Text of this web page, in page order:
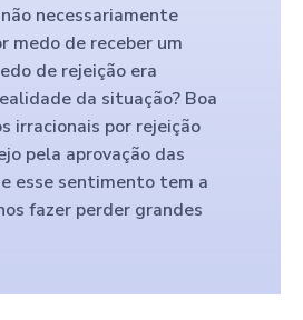
necessariamente
medo de receber um
de rejeição era
da situação? Boa
irracionais por rejeição
pela aprovação das
esse sentimento tem a
fazer perder grandes